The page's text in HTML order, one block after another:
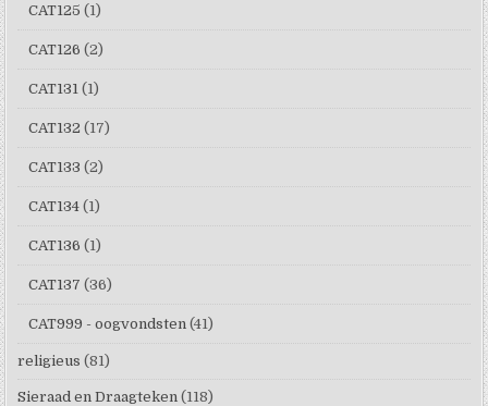
CAT125 (1)
CAT126 (2)
CAT131 (1)
CAT132 (17)
CAT133 (2)
CAT134 (1)
CAT136 (1)
CAT137 (36)
CAT999 - oogvondsten (41)
religieus (81)
Sieraad en Draagteken (118)